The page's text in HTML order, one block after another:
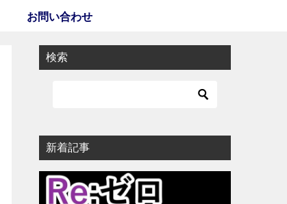
お問い合わせ
検索
新着記事